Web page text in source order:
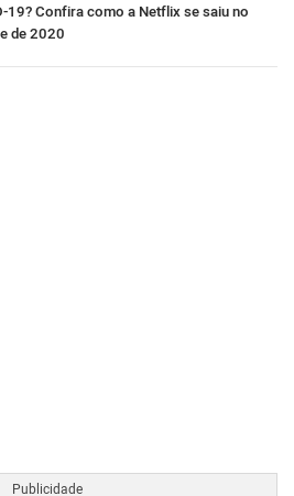
19? Confira como a Netflix se saiu no
de 2020